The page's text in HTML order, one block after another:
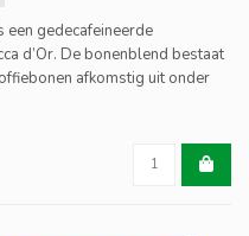
een gedecafeineerde
d’Or. De bonenblend bestaat
afkomstig uit onder
Honduras en India. De
zoet. De verfijnde nuances